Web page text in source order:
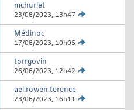
mchurlet
23/08/2023, 13h47
Médinoc
17/08/2023, 10h05
torrgovin
26/06/2023, 12h42
ael.rowen.terence
23/06/2023, 16h11